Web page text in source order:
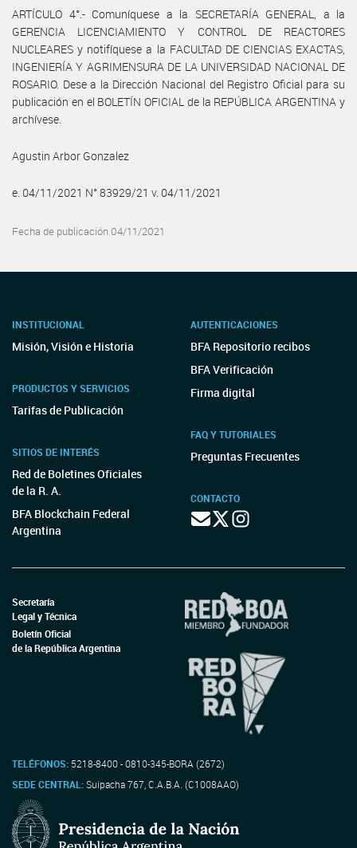
ARTÍCULO 4°.- Comuníquese a la SECRETARÍA GENERAL, a la
GERENCIA LICENCIAMIENTO Y CONTROL DE REACTORES
NUCLEARES y notifíquese a la FACULTAD DE CIENCIAS EXACTAS,
INGENIERÍA Y AGRIMENSURA DE LA UNIVERSIDAD NACIONAL DE
ROSARIO. Dese a la Dirección Nacional del Registro Oficial para su
publicación en el BOLETÍN OFICIAL de la REPÚBLICA ARGENTINA y
archívese.
Agustin Arbor Gonzalez
e. 04/11/2021 N° 83929/21 v. 04/11/2021
Fecha de publicación 04/11/2021
INSTITUCIONAL
Misión, Visión e Historia
PRODUCTOS Y SERVICIOS
Tarifas de Publicación
SITIOS DE INTERÉS
Red de Boletines Oficiales
de la R. A.
BFA Blockchain Federal
Argentina
AUTENTICACIONES
BFA Repositorio recibos
BFA Verificación
Firma digital
FAQ Y TUTORIALES
Preguntas Frecuentes
CONTACTO
Secretaría
Legal y Técnica
Boletín Oficial
de la República Argentina
TELÉFONOS: 5218-8400 - 0810-345-BORA (2672)
SEDE CENTRAL:Suipacha 767, C.A.B.A. (C1008AAO)